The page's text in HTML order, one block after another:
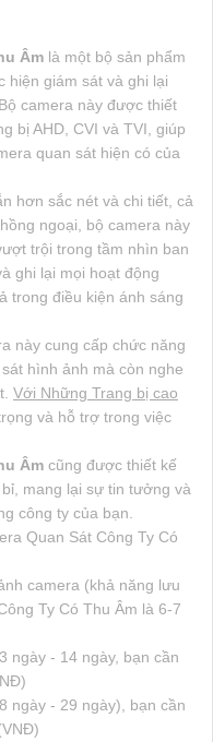
Âm là một bộ sản phẩm
hiện giám sát và ghi lại
camera này được thiết
bị AHD, CVI và TVI, giúp
quan sát hiện có của
hơn sắc nét và chi tiết, cả
ngoại, bộ camera này
trội trong tầm nhìn ban
ghi lại mọi hoạt động
trong điều kiện ánh sáng
này cung cấp chức năng
hình ảnh mà còn nghe
Với Những Trang bị cao
và hỗ trợ trong việc
Âm cũng được thiết kế
mang lại sự tin tưởng và
công ty của bạn.
Quan Sát Công Ty Có
camera (khả năng lưu
Ty Có Thu Âm là 6-7
ngày - 14 ngày, bạn cần
ngày - 29 ngày), bạn cần